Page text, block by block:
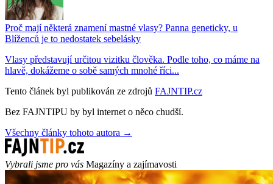
Proč mají některá znamení mastné vlasy? Panna geneticky, u
Blíženců je to nedostatek sebelásky
Vlasy představují určitou vizitku člověka. Podle toho, co máme na
hlavě, dokážeme o sobě samých mnohé říci...
Tento článek byl publikován ze zdrojů FAJNTIP.cz
Bez FAJNTIPU by byl internet o něco chudší.
Všechny články tohoto autora →
Vybrali jsme pro vás Magazíny a zajímavosti